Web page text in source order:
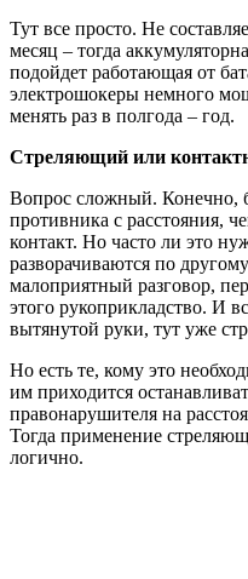
Тут все просто. Не
месяц – тогда
подойдет работающая от
электрошокеры немного
менять раз в полгода – год.
Стреляющий или
Вопрос сложный. Конечно,
противника с расстояния,
контакт. Но часто ли это
разворачиваются по
малоприятный разговор,
этого рукоприкладство. И
вытянутой руки, тут уже
Но есть те, кому это
им приходится
правонарушителя на
Тогда применение
логично.